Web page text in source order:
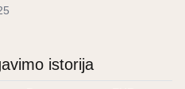
istorija